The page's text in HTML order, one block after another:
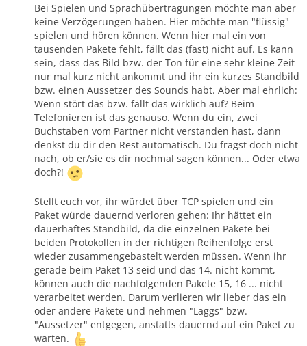
Bei Spielen und Sprachübertragungen möchte man aber
keine Verzögerungen haben. Hier möchte man "flüssig"
spielen und hören können. Wenn hier mal ein von
tausenden Pakete fehlt, fällt das (fast) nicht auf. Es kann
sein, dass das Bild bzw. der Ton für eine sehr kleine Zeit
nur mal kurz nicht ankommt und ihr ein kurzes Standbild
bzw. einen Aussetzer des Sounds habt. Aber mal ehrlich:
Wenn stört das bzw. fällt das wirklich auf? Beim
Telefonieren ist das genauso. Wenn du ein, zwei
Buchstaben vom Partner nicht verstanden hast, dann
denkst du dir den Rest automatisch. Du fragst doch nicht
nach, ob er/sie es dir nochmal sagen können... Oder etwa
doch?!
Stellt euch vor, ihr würdet über TCP spielen und ein
Paket würde dauernd verloren gehen: Ihr hättet ein
dauerhaftes Standbild, da die einzelnen Pakete bei
beiden Protokollen in der richtigen Reihenfolge erst
wieder zusammengebastelt werden müssen. Wenn ihr
gerade beim Paket 13 seid und das 14. nicht kommt,
können auch die nachfolgenden Pakete 15, 16 ... nicht
verarbeitet werden. Darum verlieren wir lieber das ein
oder andere Pakete und nehmen "Laggs" bzw.
"Aussetzer" entgegen, anstatts dauernd auf ein Paket zu
warten.